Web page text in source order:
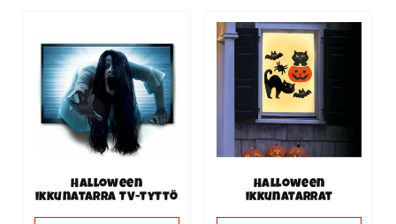
Halloween
ikkunatarra TV-tyttö
Halloween
ikkunatarrat